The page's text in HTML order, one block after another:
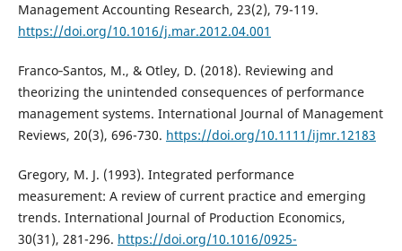
Management Accounting Research, 23(2), 79-119.
https://doi.org/10.1016/j.mar.2012.04.001
Franco‐Santos, M., & Otley, D. (2018). Reviewing and
theorizing the unintended consequences of performance
management systems. International Journal of Management
Reviews, 20(3), 696-730. https://doi.org/10.1111/ijmr.12183
Gregory, M. J. (1993). Integrated performance
measurement: A review of current practice and emerging
trends. International Journal of Production Economics,
30(31), 281-296. https://doi.org/10.1016/0925-